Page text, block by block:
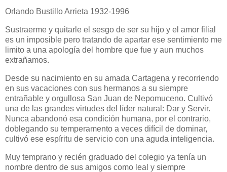
Orlando Bustillo Arrieta 1932-1996
Sustraerme y quitarle el sesgo de ser su hijo y el amor filial
es un imposible pero tratando de apartar ese sentimiento me
limito a una apología del hombre que fue y aun muchos
extrañamos.
Desde su nacimiento en su amada Cartagena y recorriendo
en sus vacaciones con sus hermanos a su siempre
entrañable y orgullosa San Juan de Nepomuceno. Cultivó
una de las grandes virtudes del líder natural: Dar y Servir.
Nunca abandonó esa condición humana, por el contrario,
doblegando su temperamento a veces difícil de dominar,
cultivó ese espíritu de servicio con una aguda inteligencia.
Muy temprano y recién graduado del colegio ya tenía un
nombre dentro de sus amigos como leal y siempre